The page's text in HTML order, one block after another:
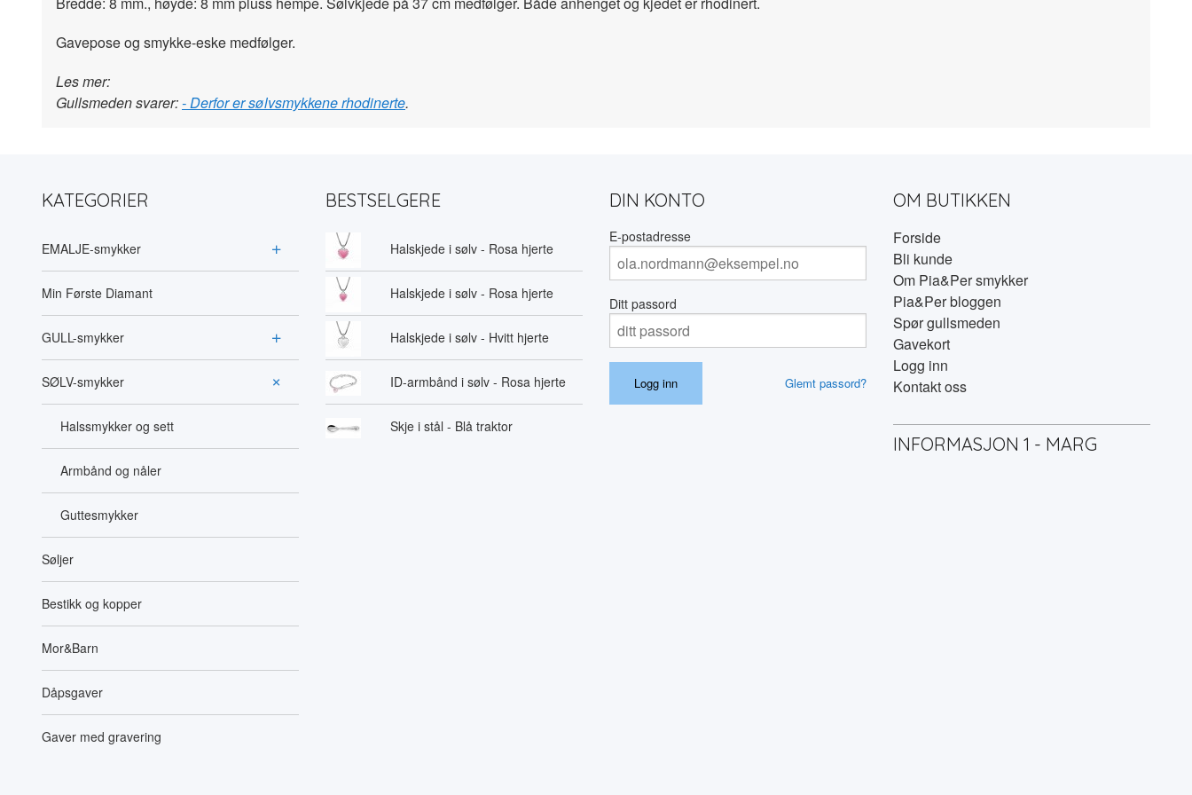
Gavepose og smykke-eske medfølger.
Les mer:
Gullsmeden svarer:- Derfor er sølvsmykkene rhodinerte.
KATEGORIER
EMALJE-smykker
Min Første Diamant
GULL-smykker
SØLV-smykker
Halssmykker og sett
Armbånd og nåler
Guttesmykker
Søljer
Bestikk og kopper
Mor&Barn
Dåpsgaver
Gaver med gravering
BESTSELGERE
Halskjede i sølv - Rosa hjerte
Halskjede i sølv - Rosa hjerte
Halskjede i sølv - Hvitt hjerte
ID-armbånd i sølv - Rosa hjerte
Skje i stål - Blå traktor
DIN KONTO
E-postadresse
Ditt passord
Glemt passord?
OM BUTIKKEN
Forside
Bli kunde
Om Pia&Per smykker
Pia&Per bloggen
Spør gullsmeden
Gavekort
Logg inn
Kontakt oss
INFORMASJON 1 - MARG